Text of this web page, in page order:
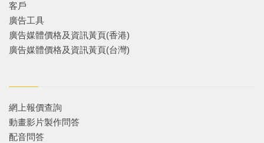
客戶
廣告工具
廣告媒體價格及資訊黃頁(香港)
廣告媒體價格及資訊黃頁(台灣)
網上報價查詢
動畫影片製作問答
配音問答